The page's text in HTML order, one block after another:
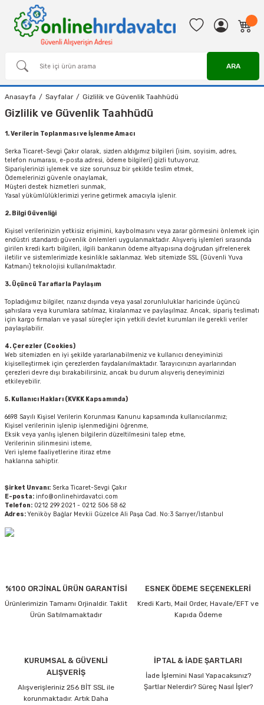
ARA
Anasayfa Sayfalar Gizlilik ve Güvenlik Taahhüdü
Gizlilik ve Güvenlik Taahhüdü
1. Verilerin Toplanması ve İşlenme Amacı
Serka Ticaret-Sevgi Çakır olarak, sizden aldığımız bilgileri (isim, soyisim, adres,
telefon numarası, e-posta adresi, ödeme bilgileri) gizli tutuyoruz.
Siparişlerinizi işlemek ve size sorunsuz bir şekilde teslim etmek,
Ödemelerinizi güvenle onaylamak,
Müşteri destek hizmetleri sunmak,
Yasal yükümlülüklerimizi yerine getirmek amacıyla işlenir.
2. Bilgi Güvenliği
Kişisel verilerinizin yetkisiz erişimini, kaybolmasını veya zarar görmesini önlemek için
endüstri standardı güvenlik önlemleri uygulanmaktadır. Alışveriş işlemleri sırasında
girilen kredi kartı bilgileri, ilgili bankanın ödeme altyapısına doğrudan şifrelenerek
iletilir ve sistemlerimizde kesinlikle saklanmaz. Web sitemizde SSL (Güvenli Yuva
Katmanı) teknolojisi kullanılmaktadır.
3. Üçüncü Taraflarla Paylaşım
Topladığımız bilgiler, rızanız dışında veya yasal zorunluluklar haricinde üçüncü
şahıslara veya kurumlara satılmaz, kiralanmaz ve paylaşılmaz. Ancak, sipariş teslimatı
için kargo firmaları ve yasal süreçler için yetkili devlet kurumları ile gerekli veriler
paylaşılabilir.
4. Çerezler (Cookies)
Web sitemizden en iyi şekilde yararlanabilmeniz ve kullanıcı deneyiminizi
kişiselleştirmek için çerezlerden faydalanılmaktadır. Tarayıcınızın ayarlarından
çerezleri devre dışı bırakabilirsiniz, ancak bu durum alışveriş deneyiminizi
etkileyebilir.
5. Kullanıcı Hakları (KVKK Kapsamında)
6698 Sayılı Kişisel Verilerin Korunması Kanunu kapsamında kullanıcılarımız;
Kişisel verilerinin işlenip işlenmediğini öğrenme,
Eksik veya yanlış işlenen bilgilerin düzeltilmesini talep etme,
Verilerinin silinmesini isteme,
Veri işleme faaliyetlerine itiraz etme
haklarına sahiptir.
Şirket Unvanı: Serka Ticaret-Sevgi Çakır
E-posta: info@onlinehirdavatci.com
Telefon: 0212 299 2021 - 0212 506 58 62
Adres:Yeniköy Bağlar Mevkii Güzelce Ali Paşa Cad. No:3 Sarıyer/İstanbul
%100 ORJİNAL ÜRÜN GARANTİSİ
Ürünlerimizin Tamamı Orjinaldir. Taklit
Ürün Satılmamaktadır
ESNEK ÖDEME SEÇENEKLERİ
Kredi Kartı, Mail Order, Havale/EFT ve
Kapıda Ödeme
KURUMSAL & GÜVENLİ
ALIŞVERİŞ
Alışverişleriniz 256 BİT SSL ile
korunmaktadır. Artık Daha
İPTAL & İADE ŞARTLARI
İade İşlemini Nasıl Yapacaksınız?
Şartlar Nelerdir? Süreç Nasıl İşler?